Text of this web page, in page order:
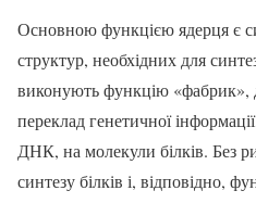
Основною функцією ядерця є
структур, необхідних для
виконують функцію «фабрик»,
переклад генетичної
ДНК, на молекули білків. Без
синтезу білків і, відповідно,